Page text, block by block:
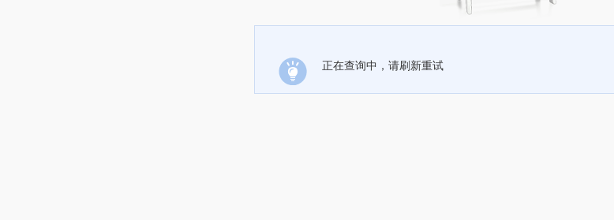
正在查询中，请刷新重试